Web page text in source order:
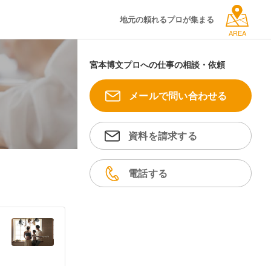
地元の頼れるプロが集まる
AREA
宮本博文プロへの仕事の相談・依頼
メールで問い合わせる
資料を請求する
電話する